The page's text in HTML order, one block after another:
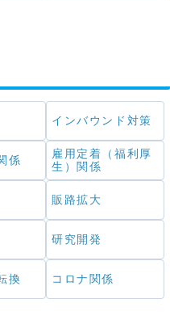
インバウンド対策
係
雇用定着（福利厚
生）関係
販路拡大
研究開発
換 コロナ関係